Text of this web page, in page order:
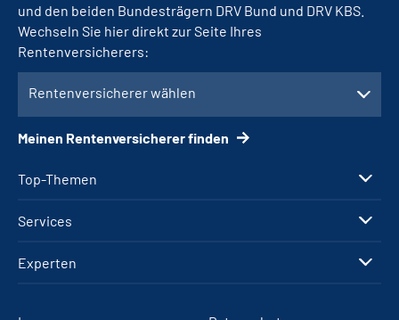
Top-Themen
Services
Experten
und den beiden Bundesträgern DRV Bund und DRV KBS.
Wechseln Sie hier direkt zur Seite Ihres
Rentenversicherers:
Rentenversicherer wählen
Meinen Rentenversicherer finden